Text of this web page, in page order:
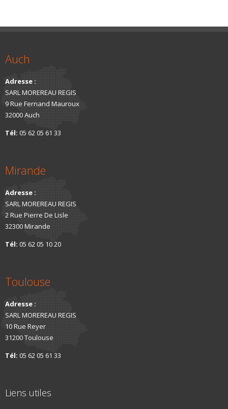
Auch
Adresse :
SARL MOREREAU REGIS
9 Rue Fernand Mauroux
32000 Auch
Tél: 05 62 05 61 33
Mirande
Adresse :
SARL MOREREAU REGIS
2 Rue Pierre De Lisle
32300 Mirande
Tél: 05 62 05 10 20
Toulouse
Adresse :
SARL MOREREAU REGIS
10 Rue Reyer
31200 Toulouse
Tél: 05 62 05 61 33
Liens utiles